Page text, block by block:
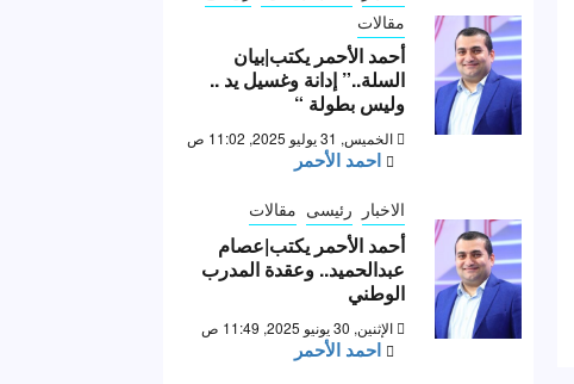
مقالات
أحمد الأحمر يكتب|بيان
السلة..” إدانة وغسيل يد ..
وليس بطولة “
الخميس, 31 يوليو 2025, 11:02 ص
احمد الأحمر
الاخبار رئيسى مقالات
أحمد الأحمر يكتب|عصام
عبدالحميد.. وعقدة المدرب
الوطني
الإثنين, 30 يونيو 2025, 11:49 ص
احمد الأحمر